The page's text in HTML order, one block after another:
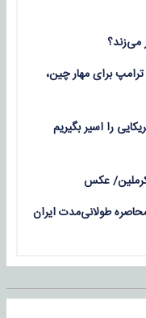
می‌زند؟
برای مهار چین،
که ۱۰۰ نفر آمریکایی را اسیر بگیریم
کرملین/ عکس
طولانی‌مدت ایران